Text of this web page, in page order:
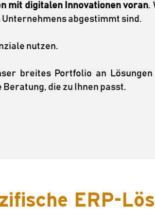
mit digitalen Innovationen voran.
abgestimmt sind.
nutzen.
breites Portfolio an
die zu Ihnen passt.
ERP-